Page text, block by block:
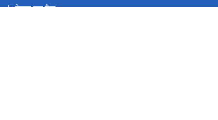
नेपाल राष्ट्र बैंक